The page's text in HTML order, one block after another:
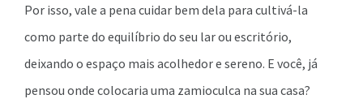
Por isso, vale a pena cuidar bem dela para cultivá-la
como parte do equilíbrio do seu lar ou escritório,
deixando o espaço mais acolhedor e sereno. E você, já
pensou onde colocaria uma zamioculca na sua casa?